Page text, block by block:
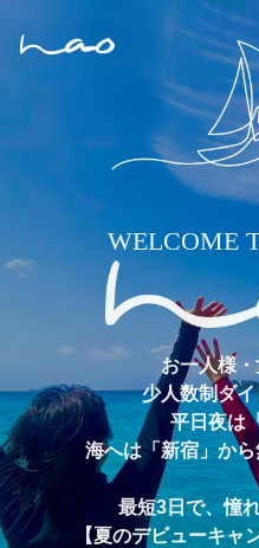
WELCOME
お一人様・
少人数制ダ
平日夜は
海へは「新宿」から
最短3日で、憧
【夏のデビューキャ